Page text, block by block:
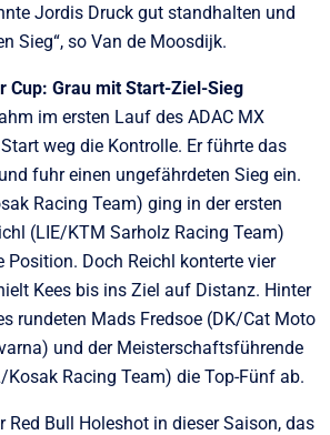
Jordis Druck gut standhalten und
Sieg“, so Van de Moosdijk.
Cup: Grau mit Start-Ziel-Sieg
im ersten Lauf des ADAC MX
weg die Kontrolle. Er führte das
fuhr einen ungefährdeten Sieg ein.
Racing Team) ging in der ersten
(LIE/KTM Sarholz Racing Team)
Position. Doch Reichl konterte vier
Kees bis ins Ziel auf Distanz. Hinter
rundeten Mads Fredsoe (DK/Cat Moto
und der Meisterschaftsführende
Kosak Racing Team) die Top-Fünf ab.
Red Bull Holeshot in dieser Saison, das